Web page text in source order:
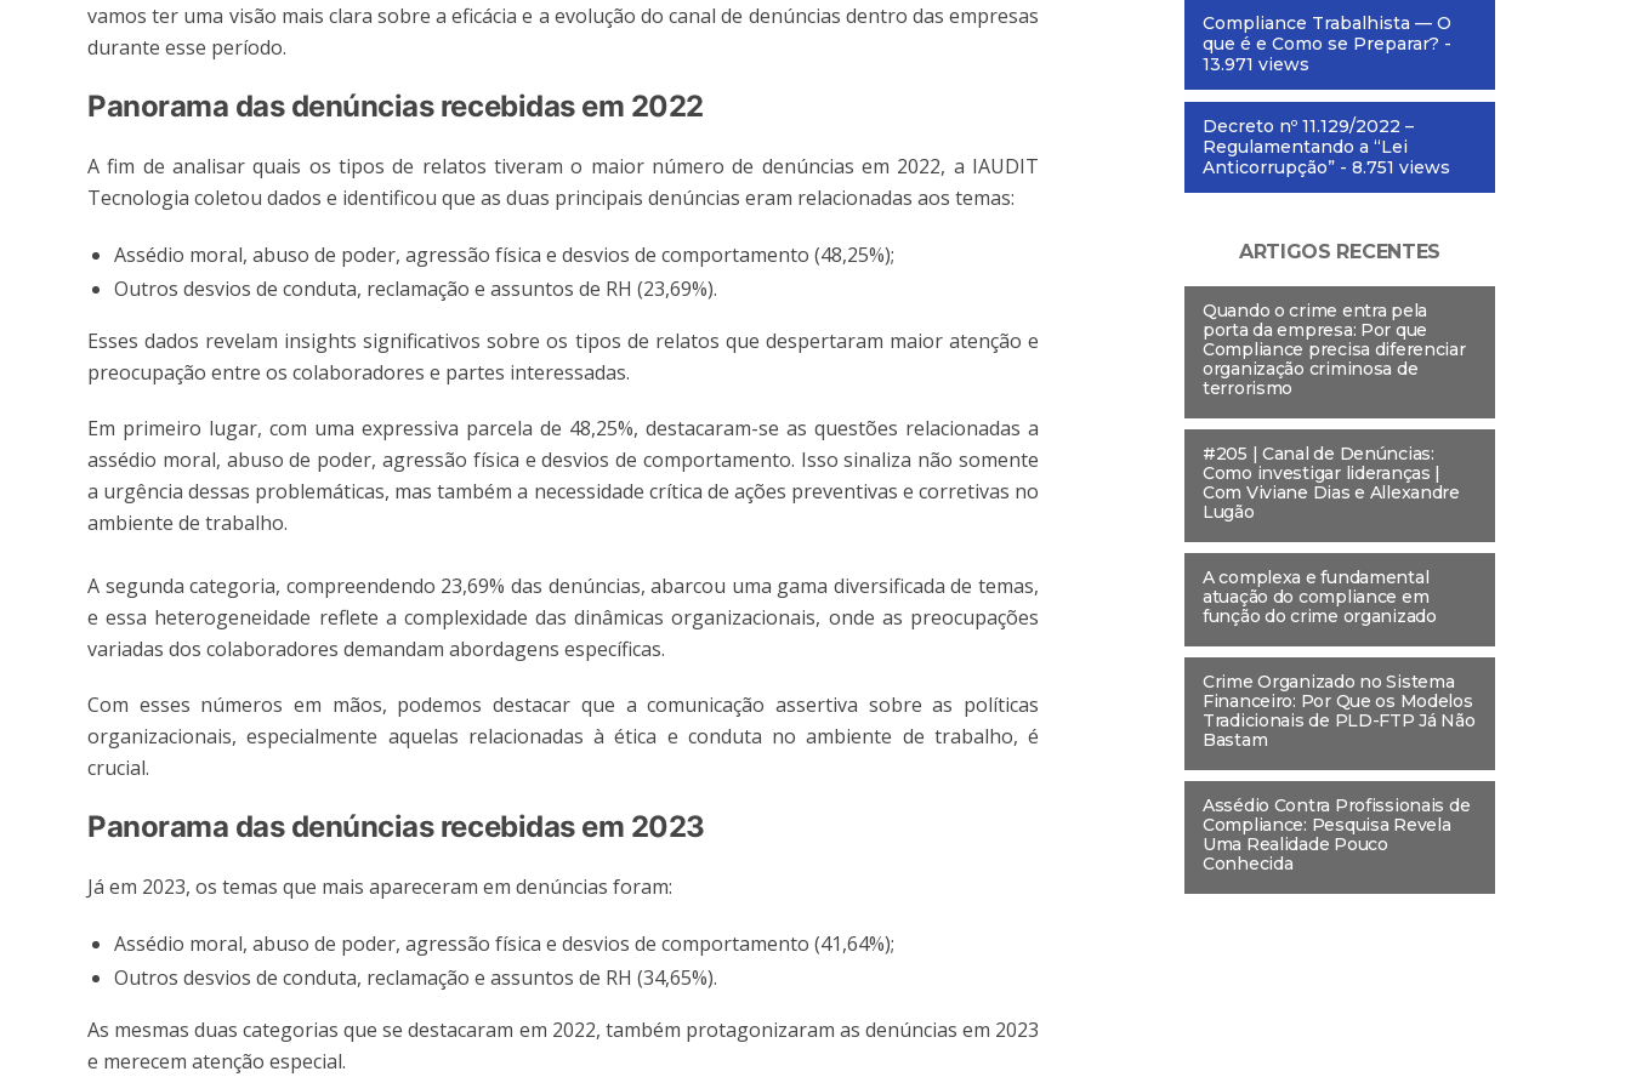
vamos ter uma visão mais clara sobre a eficácia e a evolução do canal de denúncias dentro das empresas
durante esse período.
Panorama das denúncias recebidas em 2022
A fim de analisar quais os tipos de relatos tiveram o maior número de denúncias em 2022, a IAUDIT
Tecnologia coletou dados e identificou que as duas principais denúncias eram relacionadas aos temas:
Assédio moral, abuso de poder, agressão física e desvios de comportamento (48,25%);
Outros desvios de conduta, reclamação e assuntos de RH (23,69%).
Esses dados revelam insights significativos sobre os tipos de relatos que despertaram maior atenção e
preocupação entre os colaboradores e partes interessadas.
Em primeiro lugar, com uma expressiva parcela de 48,25%, destacaram-se as questões relacionadas a
assédio moral, abuso de poder, agressão física e desvios de comportamento. Isso sinaliza não somente
a urgência dessas problemáticas, mas também a necessidade crítica de ações preventivas e corretivas no
ambiente de trabalho.
A segunda categoria, compreendendo 23,69% das denúncias, abarcou uma gama diversificada de temas,
e essa heterogeneidade reflete a complexidade das dinâmicas organizacionais, onde as preocupações
variadas dos colaboradores demandam abordagens específicas.
Com esses números em mãos, podemos destacar que a comunicação assertiva sobre as políticas
organizacionais, especialmente aquelas relacionadas à ética e conduta no ambiente de trabalho, é
crucial.
Panorama das denúncias recebidas em 2023
Já em 2023, os temas que mais apareceram em denúncias foram:
Assédio moral, abuso de poder, agressão física e desvios de comportamento (41,64%);
Outros desvios de conduta, reclamação e assuntos de RH (34,65%).
As mesmas duas categorias que se destacaram em 2022, também protagonizaram as denúncias em 2023
e merecem atenção especial.
Compliance Trabalhista — O
que é e Como se Preparar? -
13.971 views
Decreto nº 11.129/2022 –
Regulamentando a “Lei
Anticorrupção” - 8.751 views
ARTIGOS RECENTES
Quando o crime entra pela
porta da empresa: Por que
Compliance precisa diferenciar
organização criminosa de
terrorismo
#205 | Canal de Denúncias:
Como investigar lideranças |
Com Viviane Dias e Allexandre
Lugão
A complexa e fundamental
atuação do compliance em
função do crime organizado
Crime Organizado no Sistema
Financeiro: Por Que os Modelos
Tradicionais de PLD-FTP Já Não
Bastam
Assédio Contra Profissionais de
Compliance: Pesquisa Revela
Uma Realidade Pouco
Conhecida